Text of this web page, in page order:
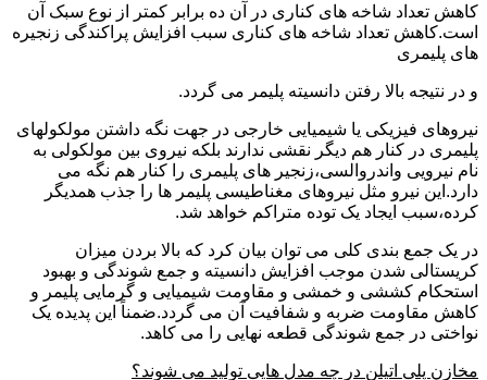
کاهش تعداد شاخه های کناری در آن ده برابر کمتر از نوع سبک آن
است.کاهش تعداد شاخه های کناری سبب افزایش پراکندگی زنجیره
های پلیمری
و در نتیجه بالا رفتن دانسیته پلیمر می گردد.
نیروهای فیزیکی یا شیمیایی خارجی در جهت نگه داشتن مولکولهای
پلیمری در کنار هم دیگر نقشی ندارند بلکه نیروی بین مولکولی به
نام نیرویی واندروالسی،زنجیر های پلیمری را کنار هم نگه می
دارد.این نیرو مثل نیروهای مغناطیسی پلیمر ها را جذب همدیگر
کرده،سبب ایجاد یک توده متراکم خواهد شد.
در یک جمع بندی کلی می توان بیان کرد که بالا بردن میزان
کریستالی شدن موجب افزایش دانسیته و جمع شوندگی و بهبود
استحکام کششی و خمشی و مقاومت شیمیایی و گرمایی پلیمر و
کاهش مقاومت ضربه و شفافیت آن می گردد.ضمناً این پدیده یک
نواختی در جمع شوندگی قطعه نهایی را می کاهد.
مخازن پلی اتیلن در چه مدل هایی تولید می شوند؟